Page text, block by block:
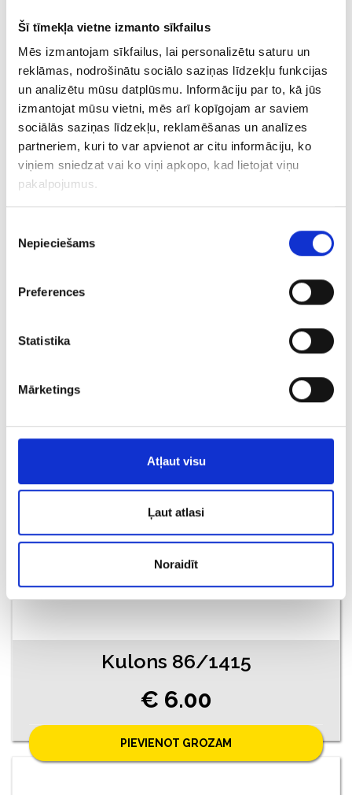
Šī tīmekļa vietne izmanto sīkfailus
Mēs izmantojam sīkfailus, lai personalizētu saturu un
reklāmas, nodrošinātu sociālo saziņas līdzekļu funkcijas
un analizētu mūsu datplūsmu. Informāciju par to, kā jūs
izmantojat mūsu vietni, mēs arī kopīgojam ar saviem
sociālās saziņas līdzekļu, reklamēšanas un analīzes
partneriem, kuri to var apvienot ar citu informāciju, ko
viņiem sniedzat vai ko viņi apkopo, kad lietojat viņu
pakalpojumus.
izvēle
Nepieciešams
Preferences
Statistika
Mārketings
Atļaut visu
Ļaut atlasi
Noraidīt
Kulons 293-3453
€ 2.00 € 5.00
PIEVIENOT GROZAM
Kulons 86/1415
€ 6.00
PIEVIENOT GROZAM